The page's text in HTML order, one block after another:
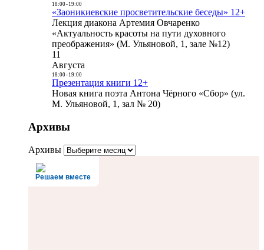
18:00- 19:00
«Заоникиевские просветительские беседы» 12+
Лекция диакона Артемия Овчаренко
«Актуальность красоты на пути духовного
преображения» (М. Ульяновой, 1, зале №12)
11
Августа
18:00- 19:00
Презентация книги 12+
Новая книга поэта Антона Чёрного «Сбор» (ул.
М. Ульяновой, 1, зал № 20)
Архивы
Архивы
Решаем вместе